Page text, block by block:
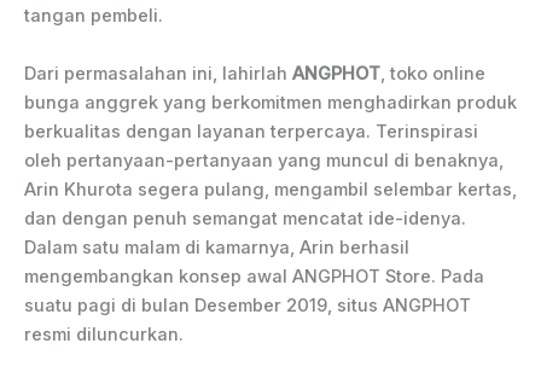
tangan pembeli.
Dari permasalahan ini, lahirlah ANGPHOT , toko online
bunga anggrek yang berkomitmen menghadirkan produk
berkualitas dengan layanan terpercaya. Terinspirasi
oleh pertanyaan-pertanyaan yang muncul di benaknya,
Arin Khurota segera pulang, mengambil selembar kertas,
dan dengan penuh semangat mencatat ide-idenya.
Dalam satu malam di kamarnya, Arin berhasil
mengembangkan konsep awal ANGPHOT Store. Pada
suatu pagi di bulan Desember 2019, situs ANGPHOT
resmi diluncurkan.